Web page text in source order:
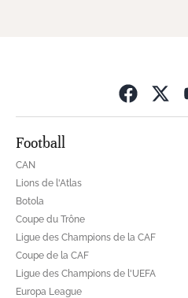
Football
CAN
Lions de l'Atlas
Botola
Coupe du Trône
Ligue des Champions de la CAF
Coupe de la CAF
Ligue des Champions de l'UEFA
Europa League